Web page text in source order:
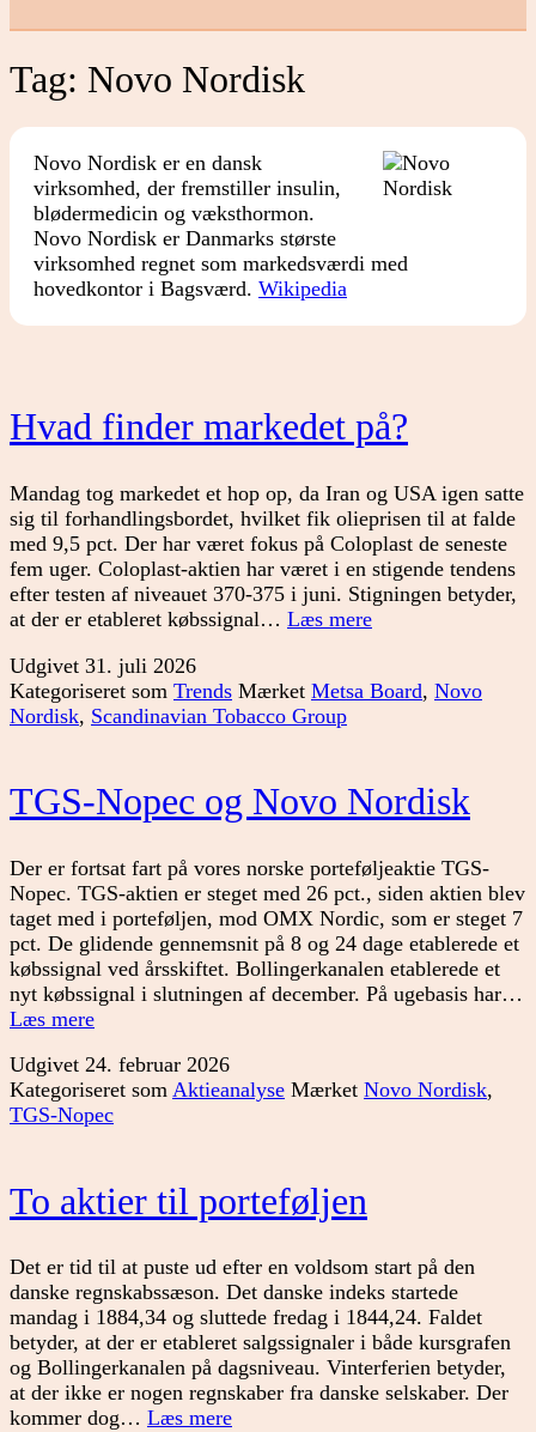
Tag: Novo Nordisk
Novo Nordisk er en dansk
virksomhed, der fremstiller insulin,
blødermedicin og væksthormon.
Novo Nordisk er Danmarks største
virksomhed regnet som markedsværdi med
hovedkontor i Bagsværd. Wikipedia
Hvad finder markedet på?
Mandag tog markedet et hop op, da Iran og USA igen satte
sig til forhandlingsbordet, hvilket fik olieprisen til at falde
med 9,5 pct. Der har været fokus på Coloplast de seneste
fem uger. Coloplast-aktien har været i en stigende tendens
efter testen af niveauet 370-375 i juni. Stigningen betyder,
at der er etableret købssignal… Læs mereHvad
på?
Udgivet 31. juli 2026
Kategoriseret som Trends Mærket Metsa Board, Novo
Nordisk, Scandinavian Tobacco Group
TGS-Nopec og Novo Nordisk
Der er fortsat fart på vores norske porteføljeaktie TGS-
Nopec. TGS-aktien er steget med 26 pct., siden aktien blev
taget med i porteføljen, mod OMX Nordic, som er steget 7
pct. De glidende gennemsnit på 8 og 24 dage etablerede et
købssignal ved årsskiftet. Bollingerkanalen etablerede et
nyt købssignal i slutningen af december. På ugebasis har…
Læs mereTGS-
og
Novo
Nordisk
Udgivet 24. februar 2026
Kategoriseret som Aktieanalyse Mærket Novo Nordisk,
TGS-Nopec
To aktier til porteføljen
Det er tid til at puste ud efter en voldsom start på den
danske regnskabssæson. Det danske indeks startede
mandag i 1884,34 og sluttede fredag i 1844,24. Faldet
betyder, at der er etableret salgssignaler i både kursgrafen
og Bollingerkanalen på dagsniveau. Vinterferien betyder,
at der ikke er nogen regnskaber fra danske selskaber. Der
kommer dog… Læs mereTo